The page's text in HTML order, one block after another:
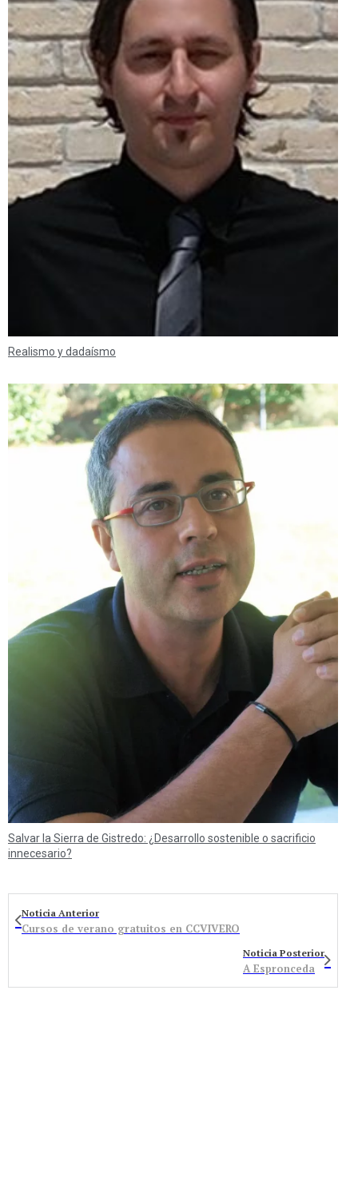
Realismo y dadaísmo
Salvar la Sierra de Gistredo: ¿Desarrollo sostenible o sacrificio
innecesario?
Noticia Anterior
Cursos de verano gratuitos en CCVIVERO
Noticia Posterior
A Espronceda